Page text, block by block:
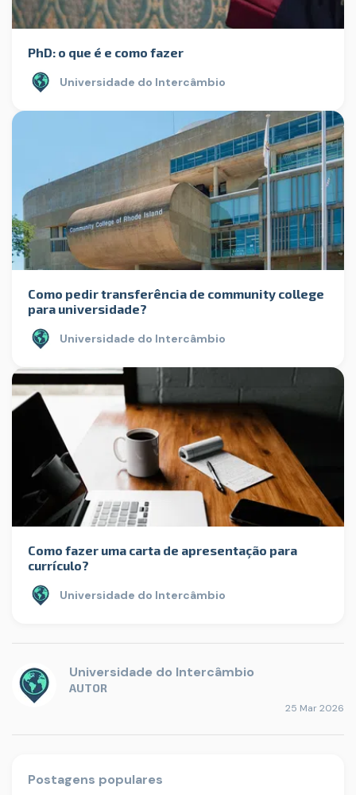
PhD: o que é e como fazer
Universidade do Intercâmbio
Como pedir transferência de community college
para universidade?
Universidade do Intercâmbio
Como fazer uma carta de apresentação para
currículo?
Universidade do Intercâmbio
Universidade do Intercâmbio
AUTOR
25 Mar 2026
Postagens populares